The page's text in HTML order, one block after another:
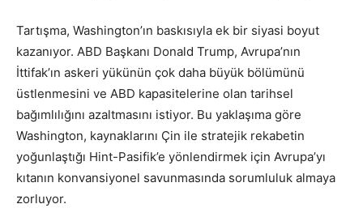
Tartışma, Washington’ın baskısıyla ek bir siyasi boyut
kazanıyor. ABD Başkanı Donald Trump, Avrupa’nın
İttifak’ın askeri yükünün çok daha büyük bölümünü
üstlenmesini ve ABD kapasitelerine olan tarihsel
bağımlılığını azaltmasını istiyor. Bu yaklaşıma göre
Washington, kaynaklarını Çin ile stratejik rekabetin
yoğunlaştığı Hint-Pasifik’e yönlendirmek için Avrupa’yı
kıtanın konvansiyonel savunmasında sorumluluk almaya
zorluyor.